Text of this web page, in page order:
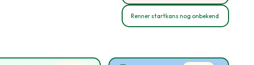
Renner startkans nog onbekend